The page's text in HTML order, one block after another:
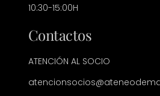
10:30-15:00H
Contactos
ATENCIÓN AL SOCIO